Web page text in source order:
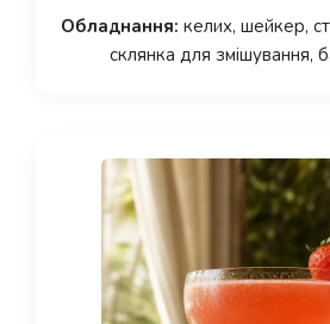
Обладнання: келих, шейкер,
склянка для змішування,